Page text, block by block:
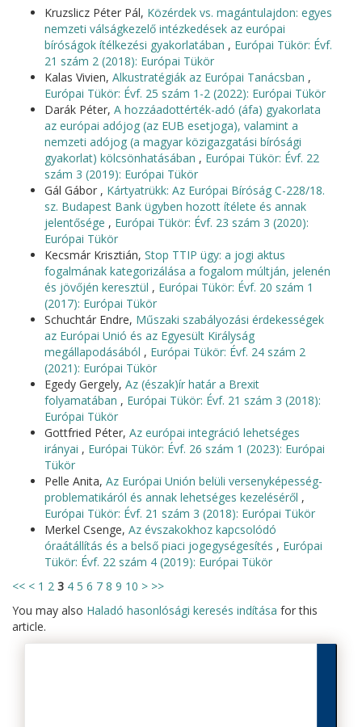
Kruzslicz Péter Pál, Közérdek vs. magántulajdon: egyes
nemzeti válságkezelő intézkedések az európai
bíróságok ítélkezési gyakorlatában , Európai Tükör: Évf.
21 szám 2 (2018): Európai Tükör
Kalas Vivien, Alkustratégiák az Európai Tanácsban ,
Európai Tükör: Évf. 25 szám 1-2 (2022): Európai Tükör
Darák Péter, A hozzáadottérték-adó (áfa) gyakorlata
az európai adójog (az EUB esetjoga), valamint a
nemzeti adójog (a magyar közigazgatási bírósági
gyakorlat) kölcsönhatásában , Európai Tükör: Évf. 22
szám 3 (2019): Európai Tükör
Gál Gábor , Kártyatrükk: Az Európai Bíróság C-228/18.
sz. Budapest Bank ügyben hozott ítélete és annak
jelentősége , Európai Tükör: Évf. 23 szám 3 (2020):
Európai Tükör
Kecsmár Krisztián, Stop TTIP ügy: a jogi aktus
fogalmának kategorizálása a fogalom múltján, jelenén
és jövőjén keresztül , Európai Tükör: Évf. 20 szám 1
(2017): Európai Tükör
Schuchtár Endre, Műszaki szabályozási érdekességek
az Európai Unió és az Egyesült Királyság
megállapodásából , Európai Tükör: Évf. 24 szám 2
(2021): Európai Tükör
Egedy Gergely, Az (észak)ír határ a Brexit
folyamatában , Európai Tükör: Évf. 21 szám 3 (2018):
Európai Tükör
Gottfried Péter, Az európai integráció lehetséges
irányai , Európai Tükör: Évf. 26 szám 1 (2023): Európai
Tükör
Pelle Anita, Az Európai Unión belüli versenyképesség-
problematikáról és annak lehetséges kezeléséről ,
Európai Tükör: Évf. 21 szám 3 (2018): Európai Tükör
Merkel Csenge, Az évszakokhoz kapcsolódó
óraátállítás és a belső piaci jogegységesítés , Európai
Tükör: Évf. 22 szám 4 (2019): Európai Tükör
<< < 1 2 3 4 5 6 7 8 9 10 > >>
You may also Haladó hasonlósági keresés indítása for this
article.